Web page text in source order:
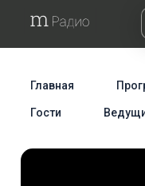
Главная
Гости